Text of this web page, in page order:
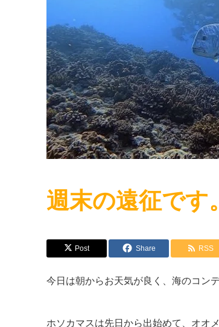
週末の遠征です。
Post Share RSS
今日は朝からお天気が良く、海のコン
ホソカマスは先日から出始めて、オオ